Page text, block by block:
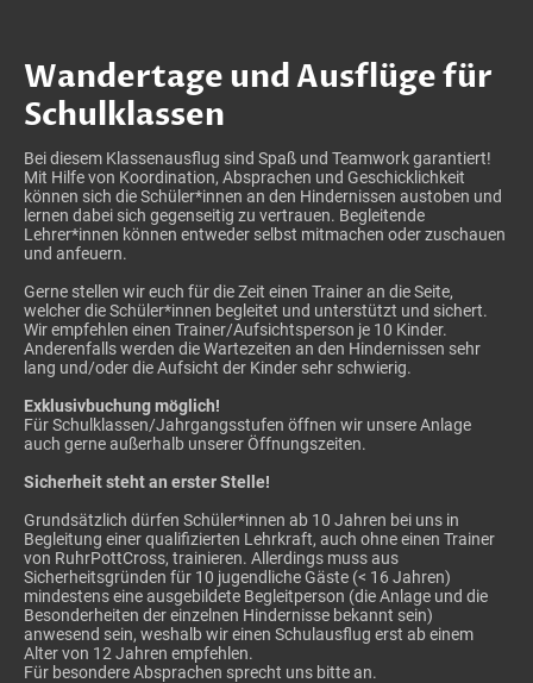
Wandertage und Ausflüge für
Schulklassen
Bei diesem Klassenausflug sind Spaß und Teamwork garantiert!
Mit Hilfe von Koordination, Absprachen und Geschicklichkeit
können sich die Schüler*innen an den Hindernissen austoben und
lernen dabei sich gegenseitig zu vertrauen. Begleitende
Lehrer*innen können entweder selbst mitmachen oder zuschauen
und anfeuern.
Gerne stellen wir euch für die Zeit einen Trainer an die Seite,
welcher die Schüler*innen begleitet und unterstützt und sichert.
Wir empfehlen einen Trainer/Aufsichtsperson je 10 Kinder.
Anderenfalls werden die Wartezeiten an den Hindernissen sehr
lang und/oder die Aufsicht der Kinder sehr schwierig.
Exklusivbuchung möglich!
Für Schulklassen/Jahrgangsstufen öffnen wir unsere Anlage
auch gerne außerhalb unserer Öffnungszeiten.
Sicherheit steht an erster Stelle!
Grundsätzlich dürfen Schüler*innen ab 10 Jahren bei uns in
Begleitung einer qualifizierten Lehrkraft, auch ohne einen Trainer
von RuhrPottCross, trainieren. Allerdings muss aus
Sicherheitsgründen für 10 jugendliche Gäste (< 16 Jahren)
mindestens eine ausgebildete Begleitperson (die Anlage und die
Besonderheiten der einzelnen Hindernisse bekannt sein)
anwesend sein, weshalb wir einen Schulausflug erst ab einem
Alter von 12 Jahren empfehlen.
Für besondere Absprachen sprecht uns bitte an.